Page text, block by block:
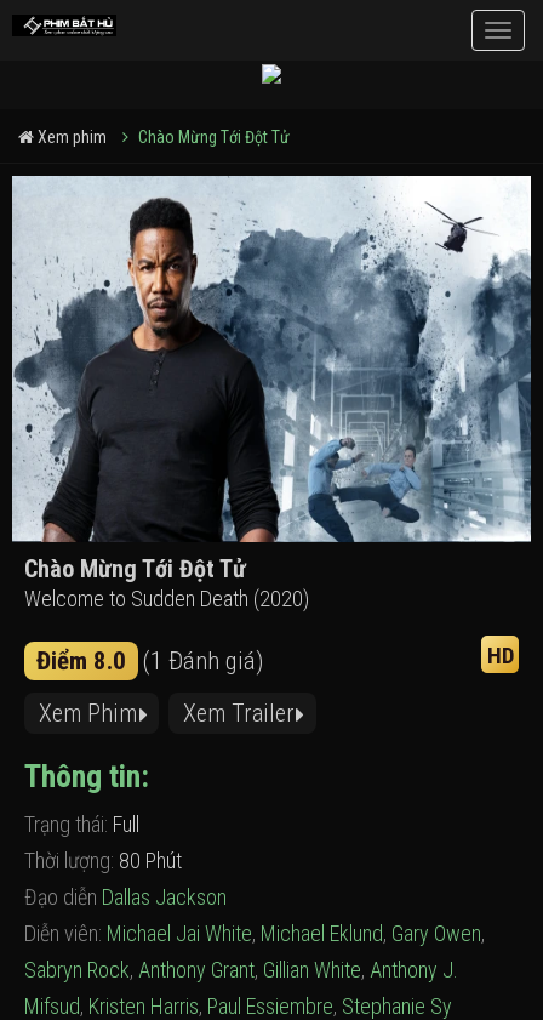
Toggle
Xem phim Chào Mừng Tới Đột Tử
Chào Mừng Tới Đột Tử
Welcome to Sudden Death (2020)
Điểm 8.0 (1 Đánh giá) HD
Xem Phim Xem Trailer
Thông tin:
Trạng thái: Full
Thời lượng: 80 Phút
Đạo diễn Dallas Jackson
Diễn viên: Michael Jai White, Michael Eklund, Gary Owen,
Sabryn Rock, Anthony Grant, Gillian White, Anthony J.
Mifsud, Kristen Harris, Paul Essiembre, Stephanie Sy